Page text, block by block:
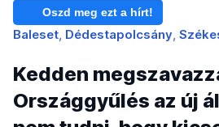
Oszd meg ezt a hírt!
Baleset Dédestapolcsány
Kedden
Országgyűlés az új